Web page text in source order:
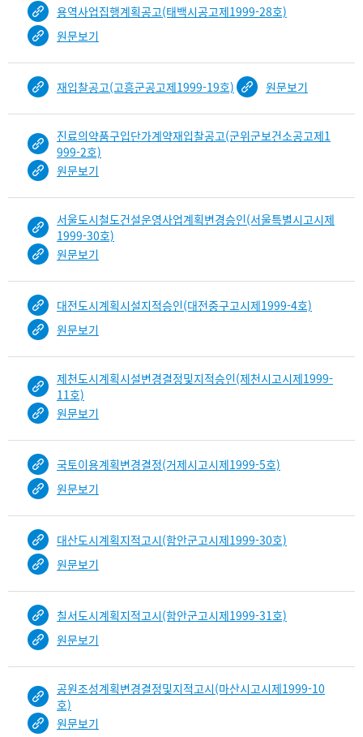
용역사업집행계획공고(태백시공고제1999-28호)
원문보기
재입찰공고(고흥군공고제1999-19호) 원문보기
진료의약품구입단가계약재입찰공고(군위군보건소공고제1
999-2호)
원문보기
서울도시철도건설운영사업계획변경승인(서울특별시고시제
1999-30호)
원문보기
대전도시계획시설지적승인(대전중구고시제1999-4호)
원문보기
제천도시계획시설변경결정및지적승인(제천시고시제1999-
11호)
원문보기
국토이용계획변경결정(거제시고시제1999-5호)
원문보기
대산도시계획지적고시(함안군고시제1999-30호)
원문보기
칠서도시계획지적고시(함안군고시제1999-31호)
원문보기
공원조성계획변경결정및지적고시(마산시고시제1999-10
호)
원문보기